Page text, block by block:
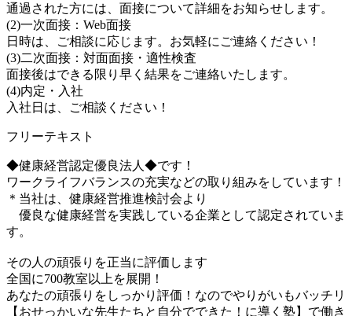
通過された方には、面接について詳細をお知らせします。
(2)一次面接：Web面接
日時は、ご相談に応じます。お気軽にご連絡ください！
(3)二次面接：対面面接・適性検査
面接後はできる限り早く結果をご連絡いたします。
(4)内定・入社
入社日は、ご相談ください！
フリーテキスト
◆健康経営認定優良法人◆です！
ワークライフバランスの充実などの取り組みをしています！
＊当社は、健康経営推進検討会より
優良な健康経営を実践している企業として認定されていま
す。
その人の頑張りを正当に評価します
全国に700教室以上を展開！
あなたの頑張りをしっかり評価！なのでやりがいもバッチリ
【おせっかいな先生たちと自分でできた！に導く塾】で働き